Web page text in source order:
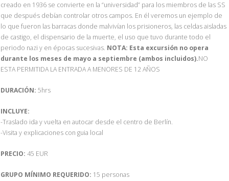
creado en 1936 se convierte en la “universidad” para los miembros de las SS
que después debían controlar otros campos. En él veremos un ejemplo de
lo que fueron las barracas donde malvivían los prisioneros, las celdas aisladas
de castigo, el dispensario de la muerte, el uso que tuvo durante todo el
periodo nazi y en épocas sucesivas. NOTA: Esta excursión no opera
durante los meses de mayo a septiembre (ambos incluidos).NO
ESTA PERMITIDA LA ENTRADA A MENORES DE 12 AÑOS
DURACIÓN: 5hrs
INCLUYE:
-Traslado ida y vuelta en autocar desde el centro de Berlín.
-Visita y explicaciones con guia local
PRECIO: 45 EUR
GRUPO MÍNIMO REQUERIDO: 15 personas